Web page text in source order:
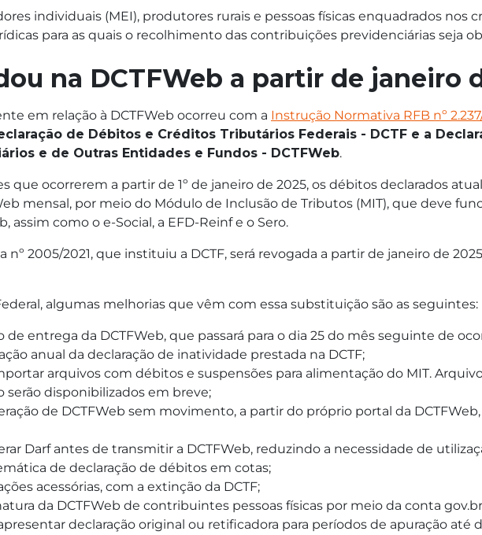
individuais (MEI), produtores rurais e pessoas físicas enquadrados nos
para as quais o recolhimento das contribuições previdenciárias seja
na DCTFWeb a partir de
em relação à DCTFWeb ocorreu com a Instrução Normativa RFB nº
de Débitos e Créditos Tributários Federais - DCTF e a
e de Outras Entidades e Fundos - DCTFWeb.
que ocorrerem a partir de 1º de janeiro de 2025, os débitos declarados
mensal, por meio do Módulo de Inclusão de Tributos (MIT), que deve
assim como o e-Social, a EFD-Reinf e o Sero.
nº 2005/2021, que instituiu a DCTF, será revogada a partir de janeiro de
algumas melhorias que vêm com essa substituição são as seguintes:
de entrega da DCTFWeb, que passará para o dia 25 do mês seguinte de
anual da declaração de inatividade prestada na DCTF;
arquivos com débitos e suspensões para alimentação do MIT.
serão disponibilizados em breve;
de DCTFWeb sem movimento, a partir do próprio portal da
Darf antes de transmitir a DCTFWeb, reduzindo a necessidade de
de declaração de débitos em cotas;
acessórias, com a extinção da DCTF;
da DCTFWeb de contribuintes pessoas físicas por meio da conta
declaração original ou retificadora para períodos de apuração até